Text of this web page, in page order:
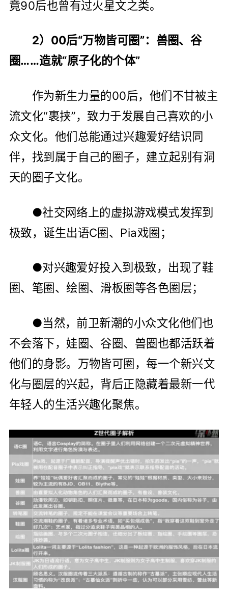
竟90后也曾有过火星文之类。
2）00后“万物皆可圈”：兽圈、谷
圈……造就“原子化的个体”
作为新生力量的00后，他们不甘被主
流文化“裹挟”，致力于发展自己喜欢的小
众文化。他们总能通过兴趣爱好结识同
伴，找到属于自己的圈子，建立起别有洞
天的圈子文化。
●社交网络上的虚拟游戏模式发挥到
极致，诞生出语C圈、Pia戏圈；
●对兴趣爱好投入到极致，出现了鞋
圈、笔圈、绘圈、滑板圈等各色圈层；
●当然，前卫新潮的小众文化他们也
不会落下，娃圈、谷圈、兽圈也都活跃着
他们的身影。万物皆可圈，每一个新兴文
化与圈层的兴起，背后正隐藏着最新一代
年轻人的生活兴趣化聚焦。